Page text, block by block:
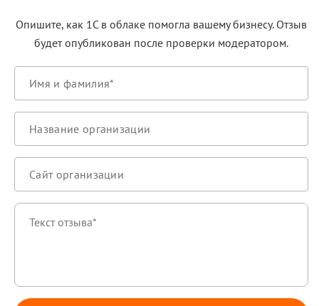
Опишите, как 1С в облаке помогла вашему бизнесу. Отзыв
будет опубликован после проверки модератором.